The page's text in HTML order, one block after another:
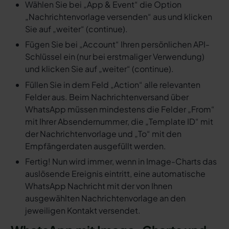
Wählen Sie bei „App & Event“ die Option
„Nachrichtenvorlage versenden“ aus und klicken
Sie auf „weiter“ (continue).
Fügen Sie bei „Account“ Ihren persönlichen API-
Schlüssel ein (nur bei erstmaliger Verwendung)
und klicken Sie auf „weiter“ (continue).
Füllen Sie in dem Feld „Action“ alle relevanten
Felder aus. Beim Nachrichtenversand über
WhatsApp müssen mindestens die Felder „From“
mit Ihrer Absendernummer, die „Template ID“ mit
der Nachrichtenvorlage und „To“ mit den
Empfängerdaten ausgefüllt werden.
Fertig! Nun wird immer, wenn in Image-Charts das
auslösende Ereignis eintritt, eine automatische
WhatsApp Nachricht mit der von Ihnen
ausgewählten Nachrichtenvorlage an den
jeweiligen Kontakt versendet.